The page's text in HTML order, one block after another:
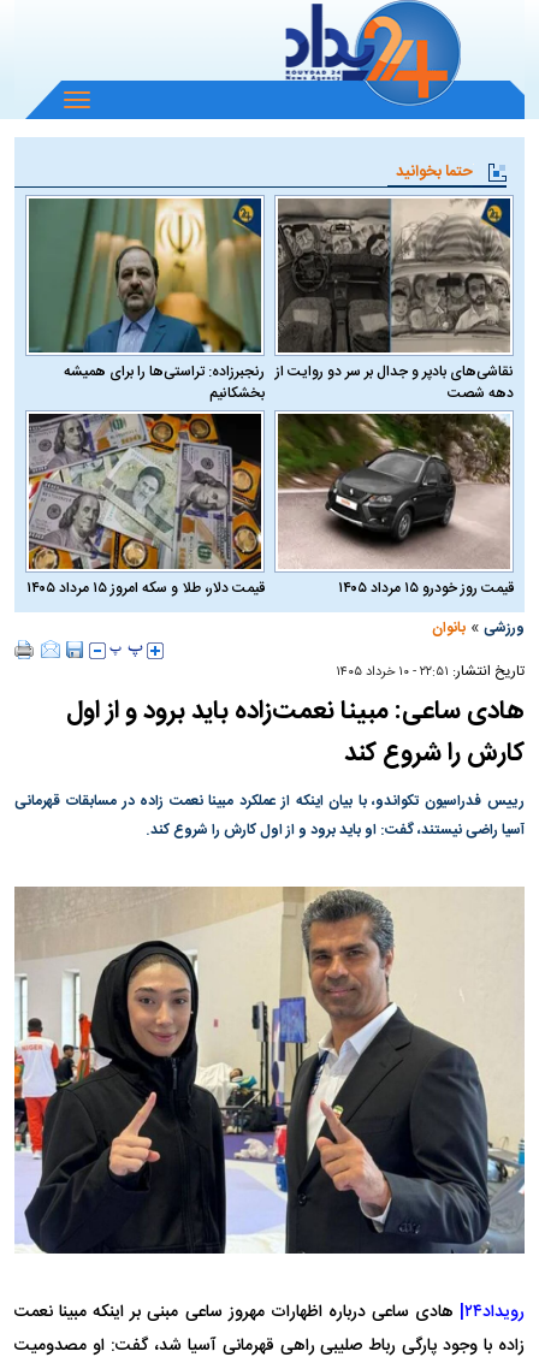
باز
و
منو
حتما بخوانید
نقاشی‌های بادپر و جدال بر سر دو روایت از
دهه شصت
رنجبرزاده: تراستی‌ها را برای همیشه
بخشکانیم
قیمت روز خودرو ۱۵ مرداد ۱۴۰۵
قیمت دلار، طلا و سکه امروز ۱۵ مرداد ۱۴۰۵
ورزشی »بانوان
تاریخ انتشار: ۲۲:۵۱ - ۱۰ خرداد ۱۴۰۵
هادی ساعی: مبینا نعمت‌زاده باید برود و از اول
کارش را شروع کند
رییس فدراسیون تکواندو، با بیان اینکه از عملکرد مبینا نعمت زاده در مسابقات قهرمانی
آسیا راضی نیستند، گفت: او باید برود و از اول کارش را شروع کند.
رویداد۲۴|
هادی ساعی درباره اظهارات مهروز ساعی مبنی بر اینکه مبینا نعمت
زاده با وجود پارگی رباط صلیبی راهی قهرمانی آسیا شد، گفت: او مصدومیت